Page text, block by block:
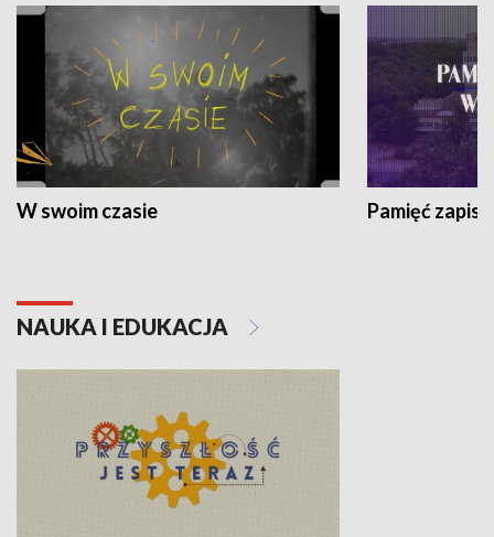
W swoim czasie Pamięć
NAUKA I EDUKACJA